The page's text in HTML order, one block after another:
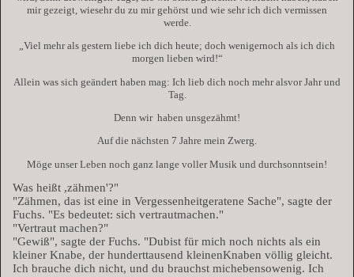
mir gezeigt, wiesehr du zu mir gehörst und wie sehr ich dich vermissen
werde.
„Viel mehr als gestern liebe ich dich heute; doch wenigernoch als ich dich
morgen lieben wird!“
Allein was sich geändert haben mag: Ich lieb dich noch mehr alsvor Jahr und
Tag.
Denn wir haben unsgezähmt!
Auf die nächsten 7 Jahre mein Zwerg.
Möge unser Leben noch ganz lange voller Musik und durchsonntsein!
Was heißt ,zähmen'?"
"Zähmen, das ist eine in Vergessenheitgeratene Sache", sagte der
Fuchs. "Es bedeutet: sich vertrautmachen."
"Vertraut machen?"
"Gewiß", sagte der Fuchs. "Dubist für mich noch nichts als ein
kleiner Knabe, der hunderttausend kleinenKnaben völlig gleicht.
Ich brauche dich nicht, und du brauchst michebensowenig. Ich